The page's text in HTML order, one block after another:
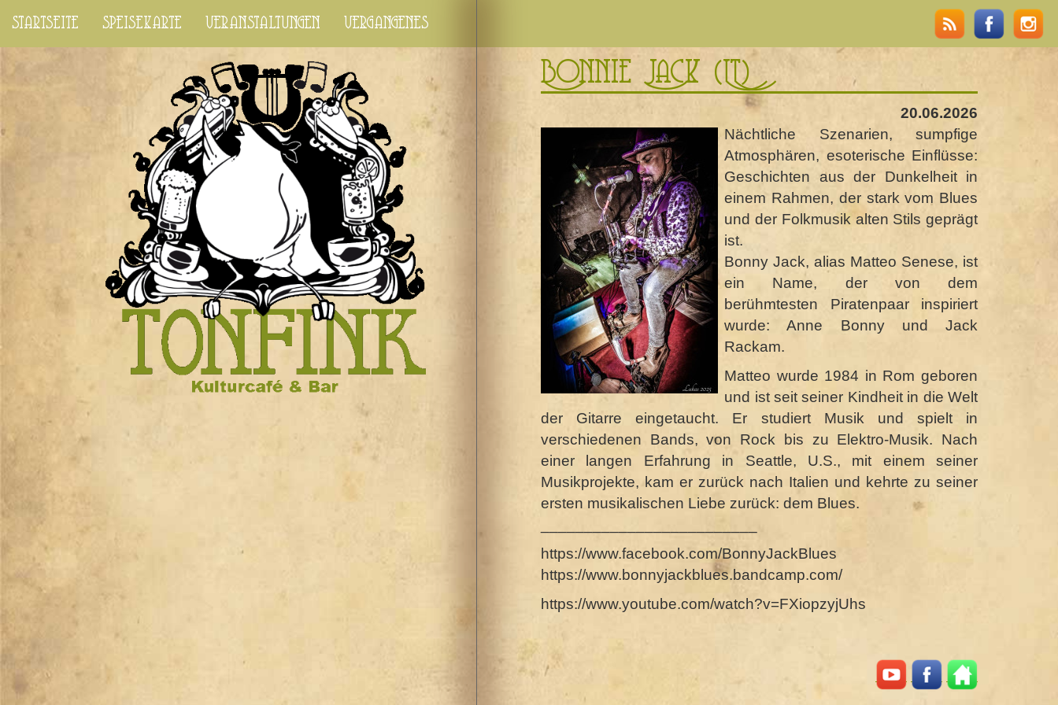
startseite speisekarte veranstaltungen vergangenes
Bonnie Jack (IT)
20.06.2026
Nächtliche Szenarien, sumpfige
Atmosphären, esoterische Einflüsse:
Geschichten aus der Dunkelheit in
einem Rahmen, der stark vom Blues
und der Folkmusik alten Stils geprägt
ist.
Bonny Jack, alias Matteo Senese, ist
ein Name, der von dem
berühmtesten Piratenpaar inspiriert
wurde: Anne Bonny und Jack
Rackam.
Matteo wurde 1984 in Rom geboren
und ist seit seiner Kindheit in die Welt
der Gitarre eingetaucht. Er studiert Musik und spielt in
verschiedenen Bands, von Rock bis zu Elektro-Musik. Nach
einer langen Erfahrung in Seattle, U.S., mit einem seiner
Musikprojekte, kam er zurück nach Italien und kehrte zu seiner
ersten musikalischen Liebe zurück: dem Blues.
https://www.facebook.com/BonnyJackBlues
https://www.bonnyjackblues.bandcamp.com/
https://www.youtube.com/watch?v=FXiopzyjUhs